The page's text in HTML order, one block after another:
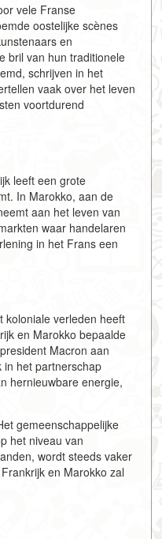
vele Franse
oostelijke scènes
en
bril van hun traditionele
schrijven in het
vaak over het leven
voortdurend
leeft een grote
In Marokko, aan de
aan het leven van
waar handelaren
in het Frans een
koloniale verleden heeft
en Marokko bepaalde
Macron aan
in het partnerschap
hernieuwbare energie,
gemeenschappelijke
het niveau van
wordt steeds vaker
en Marokko zal